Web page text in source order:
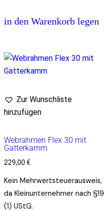
in den Warenkorb legen
Zur Wunschliste
hinzufügen
Webrahmen Flex 30 mit
Gatterkamm
229,00 €
Kein Mehrwertsteuerausweis,
da Kleinunternehmer nach §19
(1) UStG.